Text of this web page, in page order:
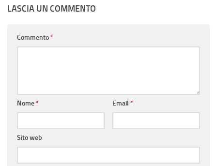
LASCIA UN COMMENTO
Commento*
Nome* Email *
Sito web